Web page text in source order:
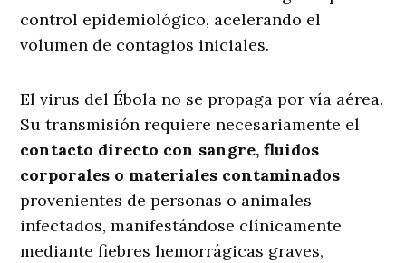
control epidemiológico, acelerando el
volumen de contagios iniciales.
El virus del Ébola no se propaga por vía aérea.
Su transmisión requiere necesariamente el
contacto directo con sangre, fluidos
corporales o materiales contaminados
provenientes de personas o animales
infectados, manifestándose clínicamente
mediante fiebres hemorrágicas graves,